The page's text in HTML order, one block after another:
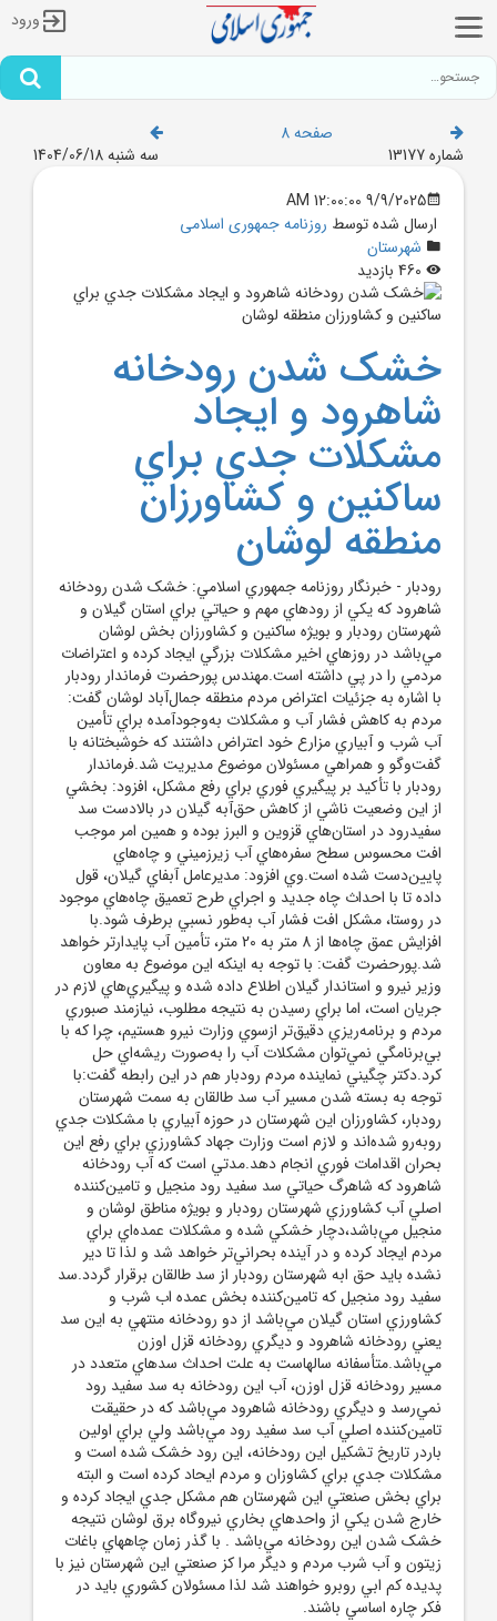
ورود
صفحه 8
شماره 13177
سه شنبه 1404/06/18
9/9/2025 12:00:00 AM
ارسال شده توسط روزنامه جمهوری اسلامی
شهرستان
خشک شدن رودخانه
شاهرود و ايجاد
مشکلات جدي براي
ساکنين و کشاورزان
منطقه لوشان
رودبار - خبرنگار روزنامه جمهوري اسلامي: خشک شدن رودخانه
شاهرود که يکي از رودهاي مهم و حياتي براي استان گيلان و
شهرستان رودبار و بويژه ساکنين و ‌کشاورزان بخش لوشان
مي‌باشد در روزهاي اخير مشکلات بزرگي ايجاد کرده و اعتراضات
مردمي را در پي داشته است.مهندس پورحضرت فرماندار رودبار
با اشاره به جزئيات اعتراض مردم منطقه جمال‌آباد لوشان گفت:
مردم به کاهش فشار آب و مشکلات به‌وجودآمده براي تأمين
آب شرب و آبياري مزارع خود اعتراض داشتند که خوشبختانه با
گفت‌وگو و همراهي مسئولان موضوع مديريت شد.فرماندار
رودبار با تأکيد بر پيگيري فوري براي رفع مشکل، افزود: بخشي
از اين وضعيت ناشي از کاهش حق‌آبه گيلان در بالادست سد
سفيدرود در استان‌هاي قزوين و البرز بوده و همين امر موجب
افت محسوس سطح سفره‌هاي آب زيرزميني و چاه‌هاي
پايين‌دست شده است.وي افزود: مديرعامل آبفاي گيلان، قول
داده تا با احداث چاه جديد و اجراي طرح تعميق چاه‌هاي موجود
در روستا، مشکل افت فشار آب به‌طور نسبي برطرف شود.با
افزايش عمق چاه‌ها از 8 متر به 20 متر، تأمين آب پايدارتر خواهد
شد.پورحضرت گفت: با توجه به اينکه اين موضوع به معاون
وزير نيرو و استاندار گيلان اطلاع داده شده و پيگيري‌هاي لازم در
جريان است، اما براي رسيدن به نتيجه مطلوب، نيازمند صبوري
مردم و برنامه‌ريزي دقيق‌تر ازسوي وزارت نيرو هستيم، چرا که با
بي‌برنامگي نمي‌توان مشکلات آب را به‌صورت ريشه‌اي حل
کرد.دکتر چگيني نماينده مردم رودبار هم در اين رابطه گفت:با
توجه به بسته شدن مسير آب سد طالقان به سمت شهرستان
رودبار، کشاورزان اين شهرستان در حوزه آبياري با مشکلات جدي
روبه‌رو شده‌اند و لازم است وزارت جهاد کشاورزي براي رفع اين
بحران اقدامات فوري انجام دهد.مدتي است که آب رودخانه
شاهرود که شاهرگ حياتي سد سفيد رود منجيل و تامين‌کننده
اصلي آب کشاورزي شهرستان رودبار و بويژه مناطق لوشان و
منجيل مي‌باشد،دچار خشکي شده و مشکلات عمده‌اي براي
مردم ايجاد کرده و در آينده بحراني‌تر خواهد شد و لذا تا دير
نشده بايد حق ابه شهرستان رودبار از سد طالقان برقرار گردد.سد
سفيد رود منجيل که تامين‌کننده بخش عمده اب شرب و
کشاورزي استان گيلان مي‌باشد از دو رودخانه منتهي به اين سد
يعني رودخانه شاهرود و ديگري رودخانه قزل اوزن
مي‌باشد.متأسفانه سالهاست به علت احداث سد‌هاي متعدد در
مسير رودخانه قزل اوزن، آب اين رودخانه به سد سفيد رود
نمي‌رسد و ديگري رودخانه شاهرود مي‌باشد که در حقيقت
تامين‌کننده اصلي آب سد سفيد رود مي‌باشد ولي براي اولين
باردر تاريخ تشکيل اين رودخانه، اين رود خشک شده است و
مشکلات جدي براي کشاوزان و مردم ايحاد کرده است و البته
براي بخش صنعتي اين شهرستان هم مشکل جدي ايجاد کرده و
خارج شدن يکي از واحدهاي بخاري نيروگاه برق لوشان نتيجه
خشک شدن اين رودخانه مي‌باشد . با گذر زمان چاههاي باغات
زيتون و آب شرب مردم و ديگر مرا کز صنعتي اين شهرستان نيز با
پديده کم ابي روبرو خواهند شد لذا مسئولان کشوري بايد در
فکر چاره اساسي باشند.